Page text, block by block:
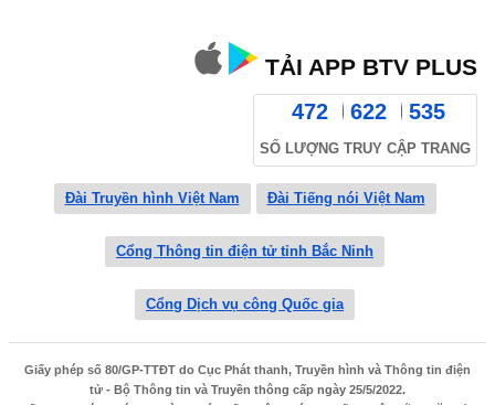
TẢI APP BTV PLUS
472 622 535
SỐ LƯỢNG TRUY CẬP TRANG
Đài Truyền hình Việt Nam Đài Tiếng nói Việt Nam
Cổng Thông tin điện tử tỉnh Bắc Ninh
Cổng Dịch vụ công Quốc gia
Giấy phép số 80/GP-TTĐT do Cục Phát thanh, Truyền hình và Thông tin điện
tử - Bộ Thông tin và Truyền thông cấp ngày 25/5/2022.